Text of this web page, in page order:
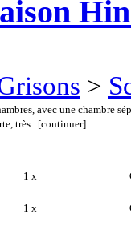
>
avec une chambre
très...[continuer]
1 x
1 x